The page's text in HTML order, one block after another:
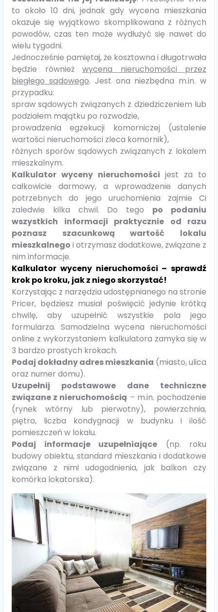
to około 10 dni, jednak gdy wycena mieszkania
okazuje się wyjątkowo skomplikowana z różnych
powodów, czas ten może wydłużyć się nawet do
wielu tygodni.
Jednocześnie pamiętaj, że kosztowna i długotrwała
będzie również wycena nieruchomości przez
biegłego sądowego. Jest ona niezbędna m.in. w
przypadku:
spraw sądowych związanych z dziedziczeniem lub
podziałem majątku po rozwodzie,
prowadzenia egzekucji komorniczej (ustalenie
wartości nieruchomości zleca komornik),
różnych sporów sądowych związanych z lokalem
mieszkalnym.
Kalkulator wyceny nieruchomości jest za to
całkowicie darmowy, a wprowadzenie danych
potrzebnych do jego uruchomienia zajmie Ci
zaledwie kilka chwil. Do tego po podaniu
wszystkich informacji praktycznie od razu
poznasz szacunkową wartość lokalu
mieszkalnego i otrzymasz dodatkowe, związane z
nim informacje.
Kalkulator wyceny nieruchomości – sprawdź
krok po kroku, jak z niego skorzystać!
Korzystając z narzędzia udostępnianego na stronie
Pricer, będziesz musiał poświęcić jedynie krótką
chwilę, aby uzupełnić wszystkie pola jego
formularza. Samodzielna wycena nieruchomości
online z wykorzystaniem kalkulatora zamyka się w
3 bardzo prostych krokach.
Podaj dokładny adres mieszkania (miasto, ulica
oraz numer domu).
Uzupełnij podstawowe dane techniczne
związane z nieruchomością – m.in. pochodzenie
(rynek wtórny lub pierwotny), powierzchnia,
piętro, liczba kondygnacji w budynku i ilość
pomieszczeń w lokalu.
Podaj informacje uzupełniające (np. roku
budowy obiektu, standard mieszkania i dodatkowe
związane z nimi udogodnienia, jak balkon czy
komórka lokatorska).